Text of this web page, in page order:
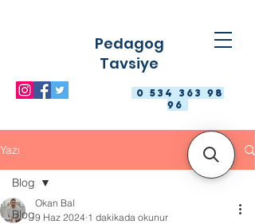
0 534 363 98
96
Pedagog
Tavsiye
Yazı
Blog
Blog
Okan Bal
9 Haz 2024 1 dakikada okunur